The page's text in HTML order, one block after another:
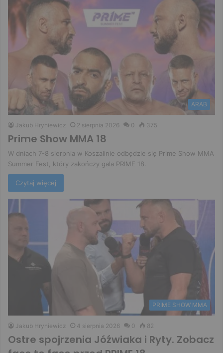
ARAB
Jakub Hryniewicz 2 sierpnia 2026 0 375
Prime Show MMA 18
W dniach 7-8 sierpnia w Koszalinie odbędzie się Prime Show MMA
Summer Fest, który zakończy gala PRIME 18.
Czytaj więcej
PRIME SHOW MMA
Jakub Hryniewicz 4 sierpnia 2026 0 82
Ostre spojrzenia Jóźwiaka i Ryty. Zobacz